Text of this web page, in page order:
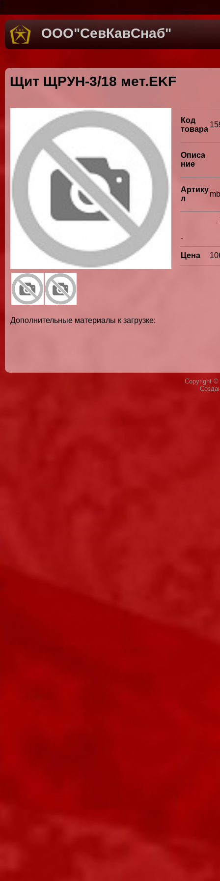
1
ООО"СевКавСнаб"
Щит ЩРУН-3/18 мет.EKF
Дополнительные материалы к загрузке:
Код
товара
Описа
ние
Артику
л
-
Цена
Copyright